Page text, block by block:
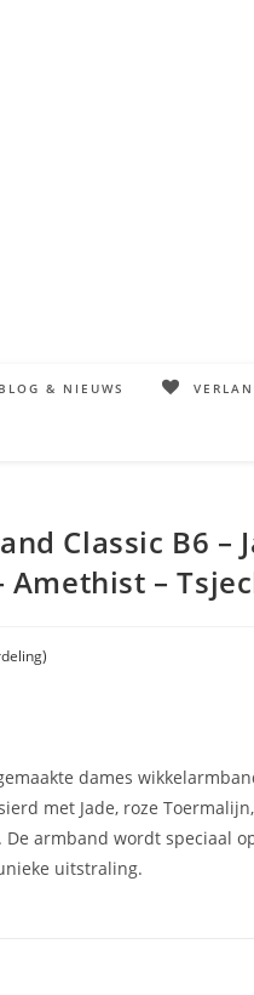
BLOG & NIEUWS
Classic B6 –
–
dames
met Jade, roze
De armband wordt speciaal
uitstraling.